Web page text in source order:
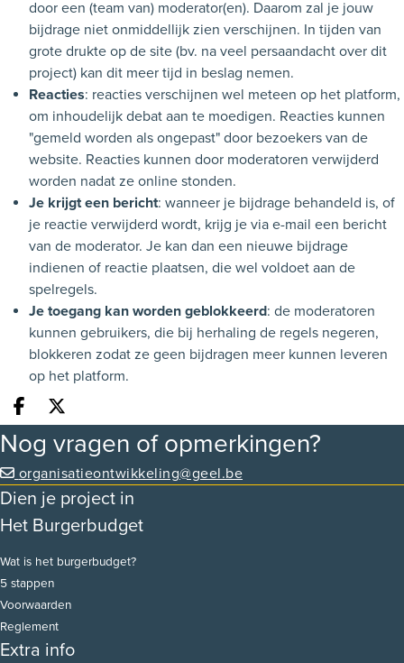
door een (team van) moderator(en). Daarom zal je jouw
bijdrage niet onmiddellijk zien verschijnen. In tijden van
grote drukte op de site (bv. na veel persaandacht over dit
project) kan dit meer tijd in beslag nemen.
Reacties: reacties verschijnen wel meteen op het platform,
om inhoudelijk debat aan te moedigen. Reacties kunnen
"gemeld worden als ongepast" door bezoekers van de
website. Reacties kunnen door moderatoren verwijderd
worden nadat ze online stonden.
Je krijgt een bericht: wanneer je bijdrage behandeld is, of
je reactie verwijderd wordt, krijg je via e-mail een bericht
van de moderator. Je kan dan een nieuwe bijdrage
indienen of reactie plaatsen, die wel voldoet aan de
spelregels.
Je toegang kan worden geblokkeerd: de moderatoren
kunnen gebruikers, die bij herhaling de regels negeren,
blokkeren zodat ze geen bijdragen meer kunnen leveren
op het platform.
Deel op facebook
Deel op X
Nog vragen of opmerkingen?
organisatieontwikkeling@geel.be
Dien je project in
Het Burgerbudget
Wat is het burgerbudget?
5 stappen
Voorwaarden
Reglement
Extra info